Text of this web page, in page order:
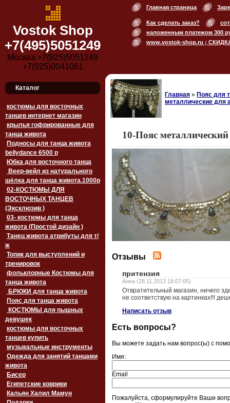
Vostok Shop
+7(495)5051249
Москва +7(925)5051249
+7(925)0041061
Главная страница
Как сделать заказ?
наложенным платежом 300
www.vostok-shop.ru ;
Каталог
костюмы для восточных
танцев интернет магазин
крылья гофрированные для
танца живота
Подносы для танца живота
bellydance 6500 p
Юбка для восточного танца
Веер-вейл из натурального
шёлка для танца живота.1000p
02-КОСТЮМЫ ДЛЯ
ВОСТОЧНЫХ ТАНЦЕВ
(Эксклюзив )
03- костюмы для танца
живота (Простой дизайн )
Танец живота атрибуты для т/
ж
Топик для выступлений и
тренировок
фольклорные Костюмы для
танца живота
БРЮКИ для танца живота
Пояс для танца живота
девушек
костюмы для восточных
танцев купить
музыкальные инструменты
Одежда для занятий танцами
живота
Бисер
Египетские коврики
Кальян Халил Мамун
Главная » Пояс для
металлические для
10-Пояс
Отзывы
притензия
Анна (28.11.2013 18:07:05)
Отвратительный магазин, ничего
не соответствую на картинках!!!
Написать отзыв
Есть вопросы?
Вы можете задать нам вопрос(ы) с
Имя:
Email
Пожалуйста, сформулируйте Ваши